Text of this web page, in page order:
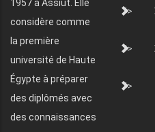
1957 à Assiut. Elle
considère comme
la première
université de Haute
Égypte à préparer
des diplômés avec
des connaissances
">
">
">